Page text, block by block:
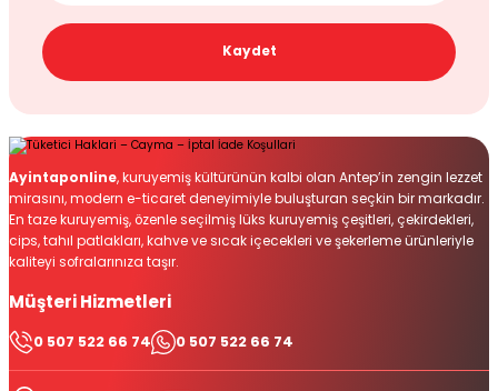
Kaydet
Ayintaponline, kuruyemiş kültürünün kalbi olan Antep’in zengin lezzet
mirasını, modern e-ticaret deneyimiyle buluşturan seçkin bir markadır.
En taze kuruyemiş, özenle seçilmiş lüks kuruyemiş çeşitleri, çekirdekleri,
cips, tahıl patlakları, kahve ve sıcak içecekleri ve şekerleme ürünleriyle
kaliteyi sofralarınıza taşır.
Müşteri Hizmetleri
0 507 522 66 74 0 507 522 66 74